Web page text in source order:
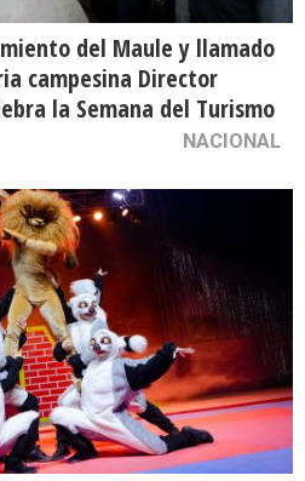
del Maule y llamado
campesina Director
la Semana del Turismo
NACIONAL